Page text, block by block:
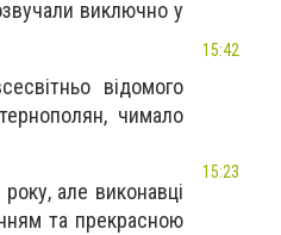
виключно у
відомого
чимало
але виконавці
та прекрасною
15:42
15:23